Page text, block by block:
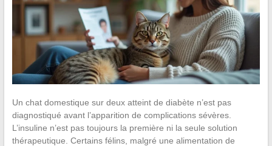
Un chat domestique sur deux atteint de diabète n’est pas
diagnostiqué avant l’apparition de complications sévères.
L’insuline n’est pas toujours la première ni la seule solution
thérapeutique. Certains félins, malgré une alimentation de